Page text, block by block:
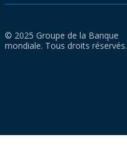
© 2025 Groupe de la Banque
mondiale. Tous droits réservés.